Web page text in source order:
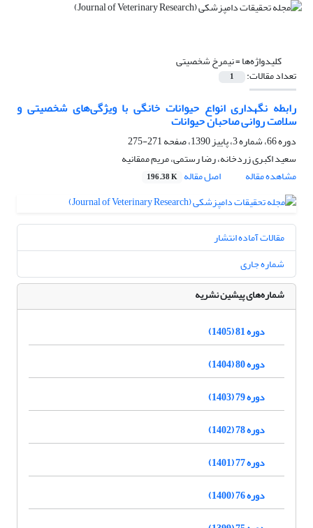
کلیدواژه‌ها =‌‌نیمرخ شخصیتی
تعداد مقالات: 1
رابطه نگهداری انواع حیوانات خانگی با ویژگی‌های شخصیتی و
سلامت روانی صاحبان حیوانات
دوره 66، شماره 3، پاییز 1390، صفحه
271-275
سعید اکبری زردخانه، رضا رستمی، مریم ممقانیه
مشاهده مقاله
اصل مقاله 196.38 K
مقالات آماده انتشار
شماره جاری
شماره‌های پیشین نشریه
دوره 81 (1405)
دوره 80 (1404)
دوره 79 (1403)
دوره 78 (1402)
دوره 77 (1401)
دوره 76 (1400)